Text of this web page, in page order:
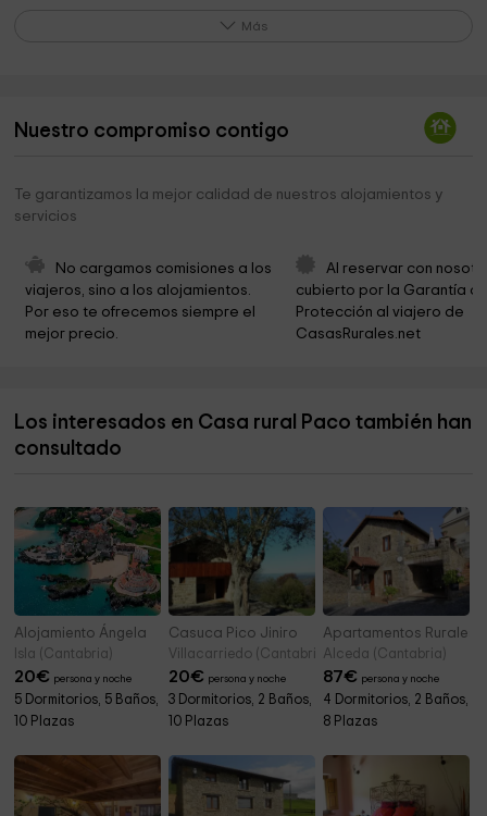
Feria De La Alubia Y La Hortaliza
Iglesia de San Miguel 1,9 km
Ermita de la Consolación
Ermita de San Antonio
Ermita de San Pedro
Ermita de San Antonio 2,9 km
Cementerio 3,6 km
Más
Nuestro compromiso contigo
Te garantizamos la mejor calidad de nuestros alojamientos y
servicios
No cargamos comisiones a los
viajeros, sino a los alojamientos.
Por eso te ofrecemos siempre el
mejor precio.
Al reservar con
cubierto por la Garantía
Protección al viajero de
CasasRurales.net
Los interesados en Casa rural Paco también han
consultado
Alojamiento Ángela
Isla (Cantabria)
20€ persona y noche
5 Dormitorios, 5 Baños,
10 Plazas
Casuca Pico Jiniro
Villacarriedo (Cantabria)
20€ persona y noche
3 Dormitorios, 2 Baños,
10 Plazas
Apartamentos Rurales
Alceda (Cantabria)
87€ persona y noche
4 Dormitorios, 2 Baños,
8 Plazas